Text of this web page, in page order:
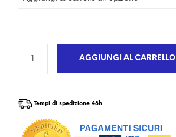
AGGIUNGI AL CARRELLO
Tempi di spedizione 48h